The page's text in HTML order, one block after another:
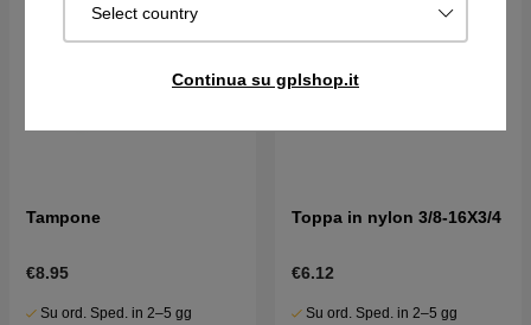
Select country
Continua su gplshop.it
Tampone
€8.95
Su ord. Sped. in 2–5 gg
Toppa in nylon 3/8-16X3/4
€6.12
Su ord. Sped. in 2–5 gg